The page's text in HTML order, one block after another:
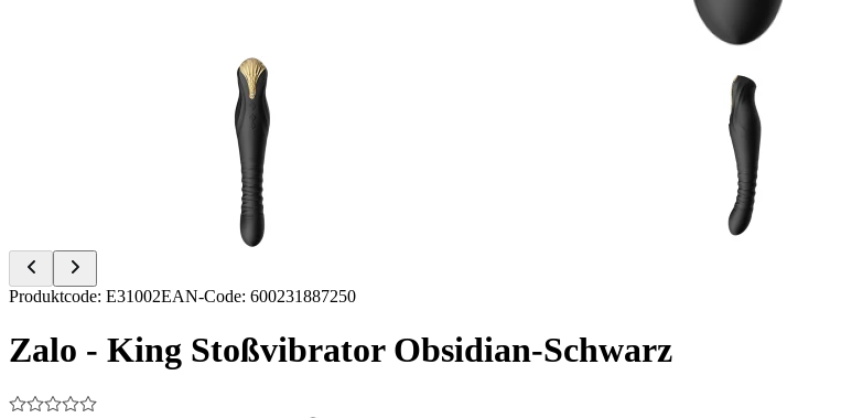
Item
of
12
Produktcode: E31002EAN-Code: 600231887250
Zalo - King Stoßvibrator Obsidian-Schwarz